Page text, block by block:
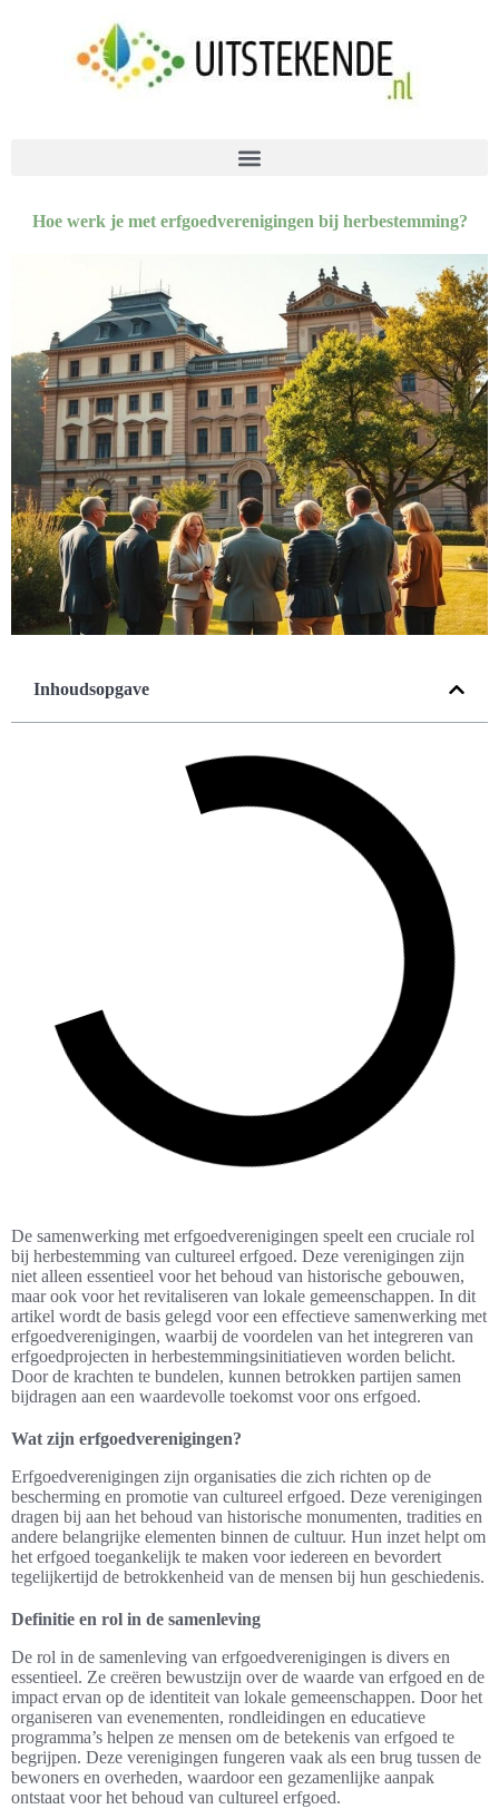
Hoe werk je met erfgoedverenigingen bij herbestemming?
Inhoudsopgave
De samenwerking met erfgoedverenigingen speelt een cruciale rol
bij herbestemming van cultureel erfgoed. Deze verenigingen zijn
niet alleen essentieel voor het behoud van historische gebouwen,
maar ook voor het revitaliseren van lokale gemeenschappen. In dit
artikel wordt de basis gelegd voor een effectieve samenwerking met
erfgoedverenigingen, waarbij de voordelen van het integreren van
erfgoedprojecten in herbestemmingsinitiatieven worden belicht.
Door de krachten te bundelen, kunnen betrokken partijen samen
bijdragen aan een waardevolle toekomst voor ons erfgoed.
Wat zijn erfgoedverenigingen?
Erfgoedverenigingen zijn organisaties die zich richten op de
bescherming en promotie van cultureel erfgoed. Deze verenigingen
dragen bij aan het behoud van historische monumenten, tradities en
andere belangrijke elementen binnen de cultuur. Hun inzet helpt om
het erfgoed toegankelijk te maken voor iedereen en bevordert
tegelijkertijd de betrokkenheid van de mensen bij hun geschiedenis.
Definitie en rol in de samenleving
De rol in de samenleving van erfgoedverenigingen is divers en
essentieel. Ze creëren bewustzijn over de waarde van erfgoed en de
impact ervan op de identiteit van lokale gemeenschappen. Door het
organiseren van evenementen, rondleidingen en educatieve
programma’s helpen ze mensen om de betekenis van erfgoed te
begrijpen. Deze verenigingen fungeren vaak als een brug tussen de
bewoners en overheden, waardoor een gezamenlijke aanpak
ontstaat voor het behoud van cultureel erfgoed.